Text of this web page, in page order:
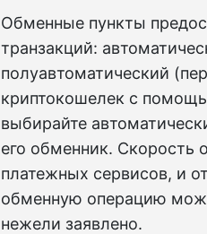
Обменные пункты
транзакций:
полуавтоматический
криптокошелек с
выбирайте
его обменник. Скорость
платежных сервисов, и
обменную операцию
нежели заявлено.